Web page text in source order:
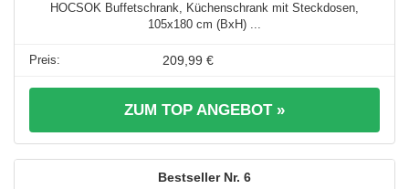
HOCSOK Buffetschrank, Küchenschrank mit Steckdosen,
105x180 cm (BxH) ...
209,99 €
ZUM TOP ANGEBOT »
6